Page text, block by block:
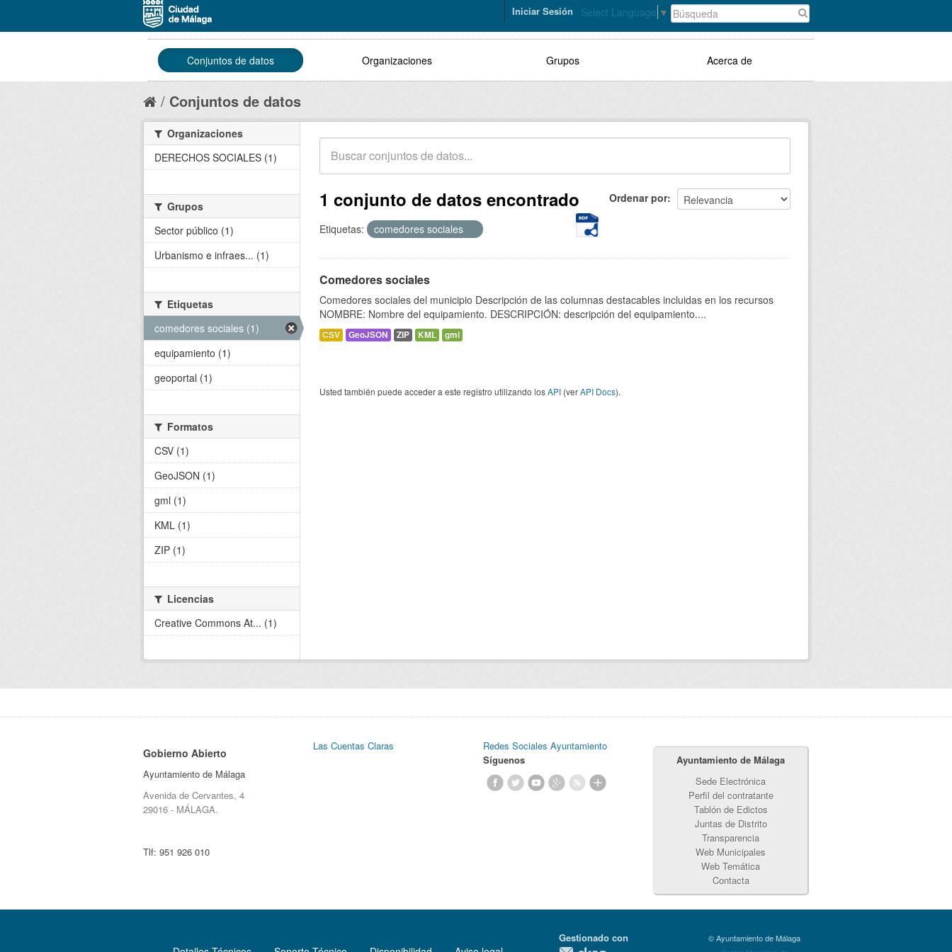
Select Language ▼
Iniciar Sesión
Conjuntos de datos Organizaciones Grupos Acerca de
Conjuntos de datos
Ordenar por
1 conjunto de datos encontrado
Etiquetas: comedores sociales
Comedores sociales
Comedores sociales del municipio Descripción de las columnas destacables incluidas en los recursos
NOMBRE: Nombre del equipamiento. DESCRIPCIÓN: descripción del equipamiento....
CSV GeoJSON ZIP KML gml
Usted también puede acceder a este registro utilizando losAPI (verAPI Docs).
Organizaciones
DERECHOS SOCIALES (1)
Grupos
Sector público (1)
Urbanismo e infraes... (1)
Etiquetas
comedores sociales (1)
equipamiento (1)
geoportal (1)
Formatos
CSV (1)
GeoJSON (1)
gml (1)
KML (1)
ZIP (1)
Licencias
Creative Commons At... (1)
Gobierno Abierto
Ayuntamiento de Málaga
Avenida de Cervantes, 4
29016 - MÁLAGA.
Tlf: 951 926 010
Las Cuentas Claras
Redes Sociales Ayuntamiento
Síguenos
Ayuntamiento de Málaga
Sede Electrónica
Perfil del contratante
Tablón de Edictos
Juntas de Distrito
Transparencia
Web Municipales
Web Temática
Contacta
Gestionado con
© Ayuntamiento de Málaga